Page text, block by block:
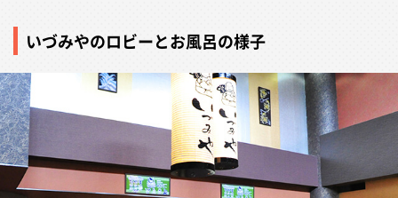
いづみやのロビーとお風呂の様子